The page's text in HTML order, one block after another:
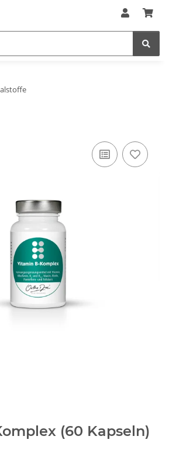
(60 Kapseln)